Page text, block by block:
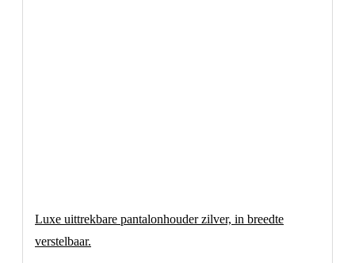
Luxe uittrekbare pantalonhouder zilver, in breedte
verstelbaar.